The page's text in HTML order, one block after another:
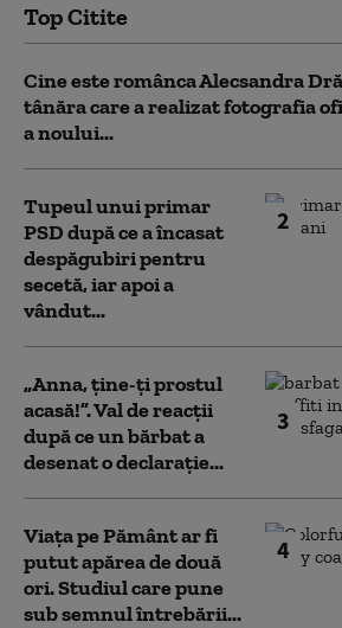
Top Citite
Cine este românca Alecsandra
tânăra care a realizat fotografia
a noului...
2
Tupeul unui primar
PSD după ce a încasat
despăgubiri pentru
secetă, iar apoi a
vândut...
3
„Anna, ţine-ţi prostul
acasă!”. Val de reacții
după ce un bărbat a
desenat o declarație...
4
Viața pe Pământ ar fi
putut apărea de două
ori. Studiul care pune
sub semnul întrebării...